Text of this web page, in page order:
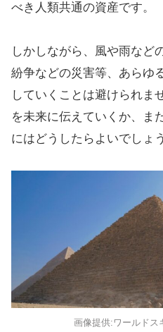
べき人類共通の資産です。
しかしながら、風や雨など
紛争などの災害等、あらゆ
していくことは避けられま
を未来に伝えていくか、ま
にはどうしたらよいでしょ
画像提供:ワールドス